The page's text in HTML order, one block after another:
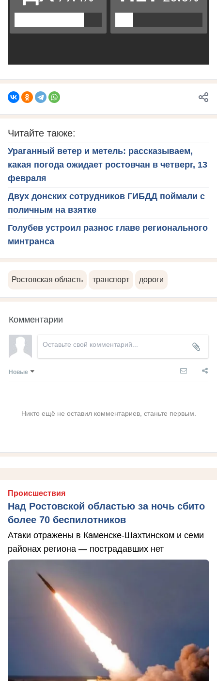
Читайте также:
Ураганный ветер и метель: рассказываем,
какая погода ожидает ростовчан в четверг, 13
февраля
Двух донских сотрудников ГИБДД поймали с
поличным на взятке
Голубев устроил разнос главе регионального
минтранса
Ростовская область транспорт дороги
Комментарии
Новые
Никто ещё не оставил комментариев, станьте первым.
Происшествия
Над Ростовской областью за ночь сбито
более 70 беспилотников
Атаки отражены в Каменске-Шахтинском и семи
районах региона — пострадавших нет